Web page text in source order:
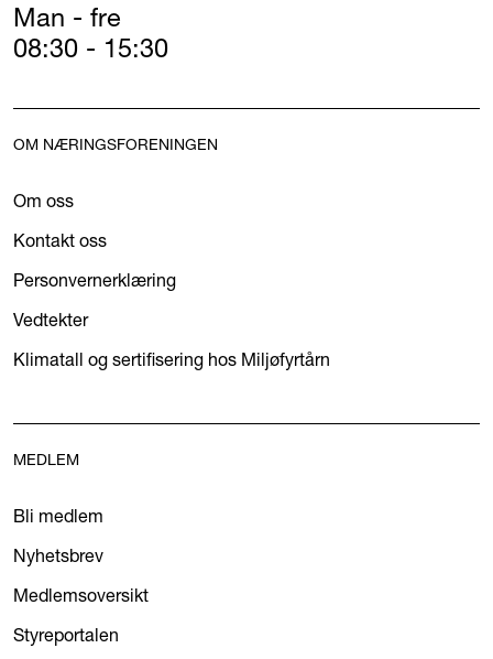
Man - fre
08:30 - 15:30
OM NÆRINGSFORENINGEN
Om oss
Kontakt oss
Personvernerklæring
Vedtekter
Klimatall og sertifisering hos Miljøfyrtårn
MEDLEM
Bli medlem
Nyhetsbrev
Medlemsoversikt
Styreportalen